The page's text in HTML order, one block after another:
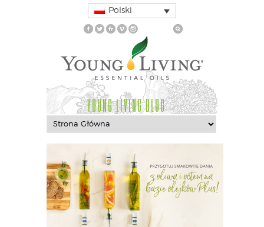
Polski
YOUNG LIVING BLOG